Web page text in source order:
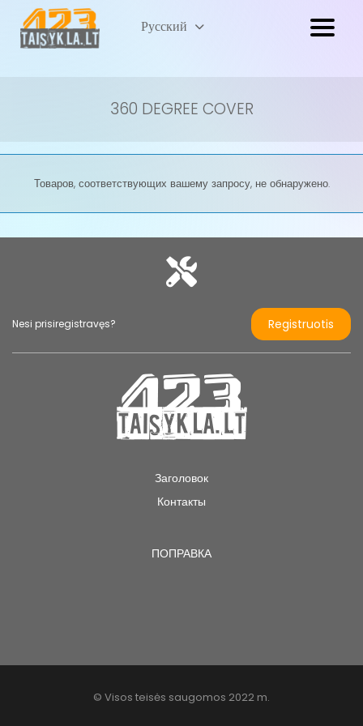
Lietuvių Литовский
Русский
360 DEGREE COVER
Товаров, соответствующих вашему запросу, не обнаружено.
Nesi prisiregistravęs? Registruotis
Заголовок
Контакты
ПОПРАВКА
© Visos teisės saugomos 2022 m.